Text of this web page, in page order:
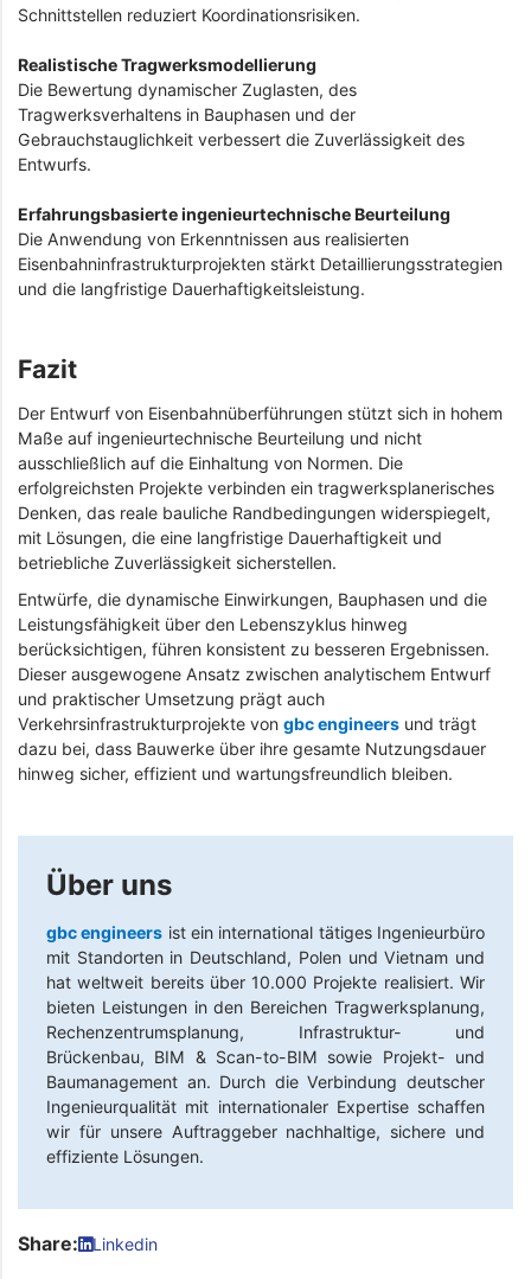
Schnittstellen reduziert Koordinationsrisiken.
Realistische Tragwerksmodellierung
Die Bewertung dynamischer Zuglasten, des
Tragwerksverhaltens in Bauphasen und der
Gebrauchstauglichkeit verbessert die Zuverlässigkeit des
Entwurfs.
Erfahrungsbasierte ingenieurtechnische Beurteilung
Die Anwendung von Erkenntnissen aus realisierten
Eisenbahninfrastrukturprojekten stärkt Detaillierungsstrategien
und die langfristige Dauerhaftigkeitsleistung.
Fazit
Der Entwurf von Eisenbahnüberführungen stützt sich in hohem
Maße auf ingenieurtechnische Beurteilung und nicht
ausschließlich auf die Einhaltung von Normen. Die
erfolgreichsten Projekte verbinden ein tragwerksplanerisches
Denken, das reale bauliche Randbedingungen widerspiegelt,
mit Lösungen, die eine langfristige Dauerhaftigkeit und
betriebliche Zuverlässigkeit sicherstellen.
Entwürfe, die dynamische Einwirkungen, Bauphasen und die
Leistungsfähigkeit über den Lebenszyklus hinweg
berücksichtigen, führen konsistent zu besseren Ergebnissen.
Dieser ausgewogene Ansatz zwischen analytischem Entwurf
und praktischer Umsetzung prägt auch
Verkehrsinfrastrukturprojekte von gbc engineers und trägt
dazu bei, dass Bauwerke über ihre gesamte Nutzungsdauer
hinweg sicher, effizient und wartungsfreundlich bleiben.
Über uns
gbc engineers ist ein international tätiges Ingenieurbüro
mit Standorten in Deutschland, Polen und Vietnam und
hat weltweit bereits über 10.000 Projekte realisiert. Wir
bieten Leistungen in den Bereichen Tragwerksplanung,
Rechenzentrumsplanung, Infrastruktur- und
Brückenbau, BIM & Scan-to-BIM sowie Projekt- und
Baumanagement an. Durch die Verbindung deutscher
Ingenieurqualität mit internationaler Expertise schaffen
wir für unsere Auftraggeber nachhaltige, sichere und
effiziente Lösungen.
Share: Linkedin